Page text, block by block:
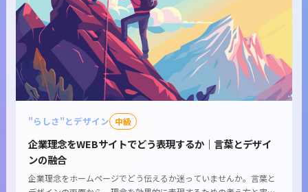
"らしさ"とデザイン 中級
企業理念をWEBサイトでどう表現するか｜言葉とデザイ
ンの融合
企業理念をホームページでどう伝えるか迷っていませんか。言葉と